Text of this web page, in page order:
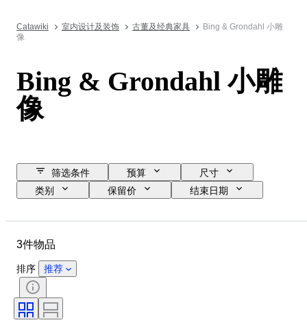
Catawiki 室内设计及装饰 古董及经典家具
Bing & Grondahl 小雕
像
Bing & Grondahl 小雕
像
筛选条件 预算
尺寸
类别
保留价
结束日期
时期
颜色
3件物品
排序 推荐